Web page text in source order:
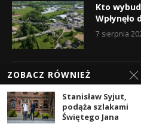
Kto
7 sierpnia
5 sierpnia
ZOBACZ RÓWNIEŻ
Stanisław Syjut,
podąża szlakami
Świętego Jana